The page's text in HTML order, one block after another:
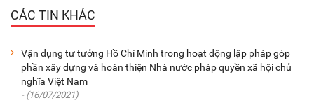
CÁC TIN KHÁC
Vận dụng tư tưởng Hồ Chí Minh trong hoạt động lập pháp góp
phần xây dựng và hoàn thiện Nhà nước pháp quyền xã hội chủ
nghĩa Việt Nam
- (16/07/2021)